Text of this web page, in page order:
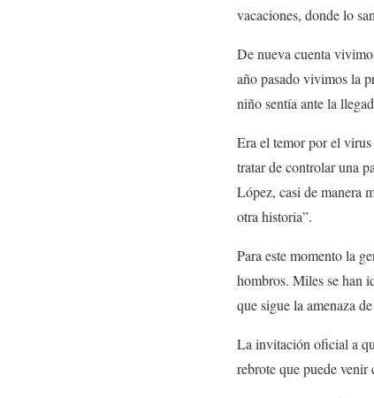
vacaciones, donde lo
De nueva cuenta
año pasado vivimos la
niño sentía ante la
Era el temor por el
tratar de controlar una
López, casi de manera
otra historia”.
Para este momento la
hombros. Miles se han
que sigue la amenaza
La invitación oficial a
rebrote que puede